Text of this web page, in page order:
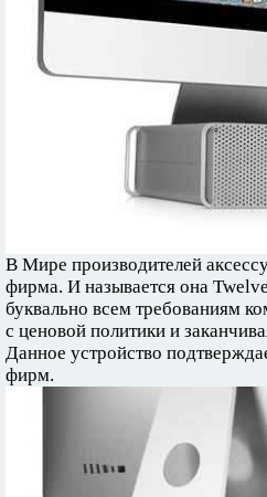
В Мире производителей
фирма. И называется она
буквально всем требованиям
с ценовой политики и
Данное устройство
фирм.